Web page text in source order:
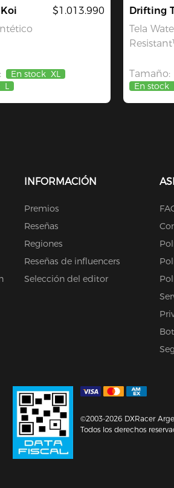
$1.013.990
En stock XL
L
Drifting
Tela
Tamaño:
En stock
INFORMACIÓN
Premios
Reseñas
Regiones
Reseñas de influencers
Selección del editor
©2003-2026 DXRacer
Todos los derechos